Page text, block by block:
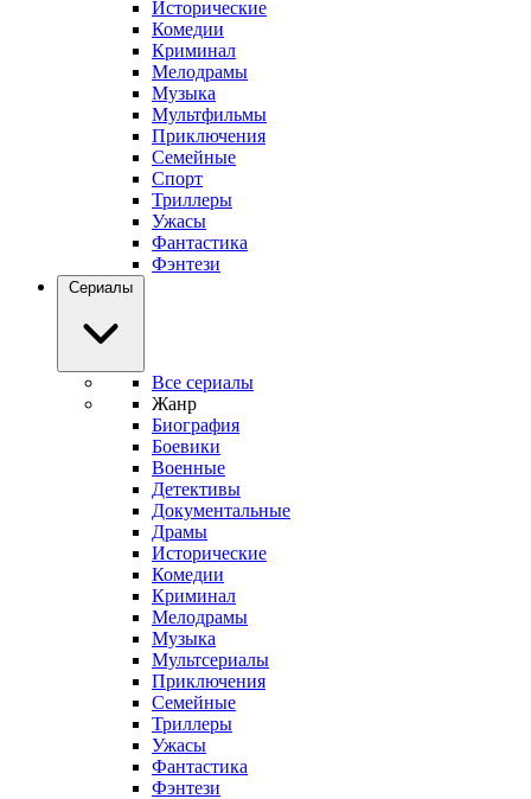
Исторические
Комедии
Криминал
Мелодрамы
Музыка
Мультфильмы
Приключения
Семейные
Спорт
Триллеры
Ужасы
Фантастика
Фэнтези
Сериалы
Все сериалы
Жанр
Биография
Боевики
Военные
Детективы
Документальные
Драмы
Исторические
Комедии
Криминал
Мелодрамы
Музыка
Мультсериалы
Приключения
Семейные
Триллеры
Ужасы
Фантастика
Фэнтези